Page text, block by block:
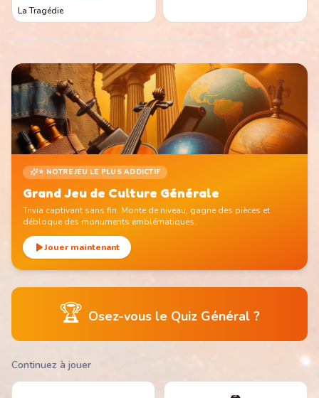
La Tragédie
⭐ NOTRE JEU LE PLUS ADDICTIF
Grand Jeu de Culture Générale
Trivia captivant sans fin. Monte de niveau, gagne des pièces et
débloque des monuments emblématiques.
Jouer maintenant
🏆 Osez-vous le Quiz Général ?
Continuez à jouer